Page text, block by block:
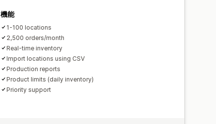
機能
1-100 locations
2,500 orders/month
Real-time inventory
Import locations using CSV
Production reports
Product limits (daily inventory)
Priority support